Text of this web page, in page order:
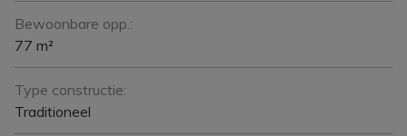
Bewoonbare opp.:
77 m²
Type constructie:
Traditioneel